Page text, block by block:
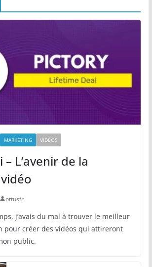
MARKETING VIDEOS
L’avenir de la
ottusfr
j’avais du mal à trouver le meilleur
pour créer des vidéos qui attireront
public.